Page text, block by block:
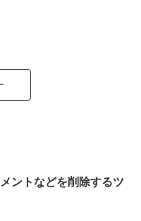
ントなどを削除するツ